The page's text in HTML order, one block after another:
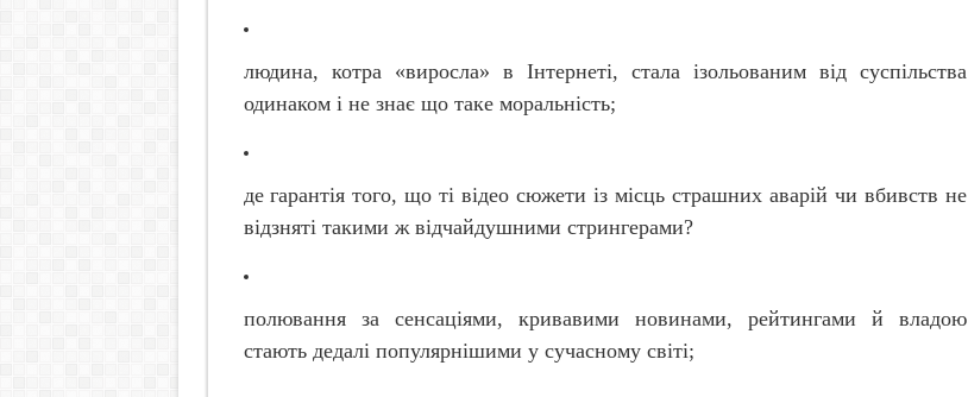
людина, котра «виросла» в Інтернеті, стала ізольованим від суспільства
одинаком і не знає що таке моральність;
де гарантія того, що ті відео сюжети із місць страшних аварій чи вбивств не
відзняті такими ж відчайдушними стрингерами?
полювання за сенсаціями, кривавими новинами, рейтингами й владою
стають дедалі популярнішими у сучасному світі;